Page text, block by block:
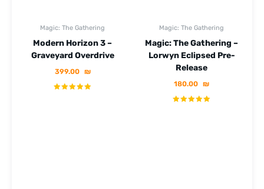
Magic: The Gathering
Modern Horizon 3 –
Graveyard Overdrive
399.00 ₪
Magic: The Gathering
Magic: The Gathering –
Lorwyn Eclipsed Pre-
Release
180.00 ₪